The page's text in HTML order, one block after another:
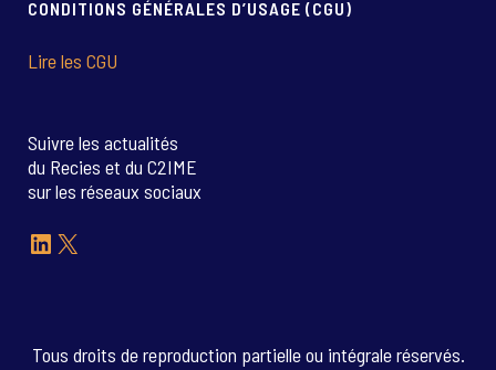
CONDITIONS GÉNÉRALES D’USAGE (CGU)
Lire les CGU
Suivre les actualités
du Recies et du C2IME
sur les réseaux sociaux
LinkedIn
X
Tous droits de reproduction partielle ou intégrale réservés.